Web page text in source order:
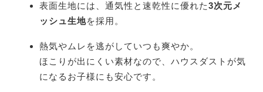
表面生地には、通気性と速乾性に優れた3次元メ
ッシュ生地を採用。
熱気やムレを逃がしていつも爽やか。
ほこりが出にくい素材なので、ハウスダストが気
になるお子様にも安心です。